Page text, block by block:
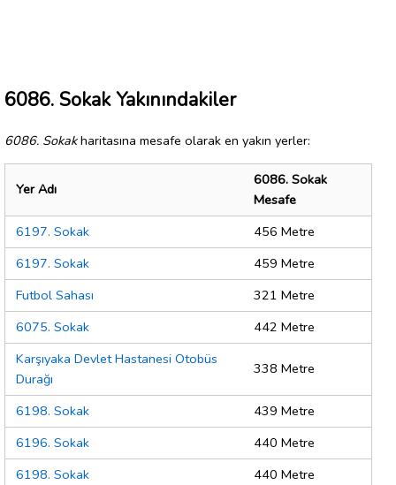
6086. Sokak Yakınındakiler
6086. Sokakharitasına mesafe olarak en yakın yerler:
Yer Adı
6086. Sokak
Mesafe
6197. Sokak
456 Metre
6197. Sokak
459 Metre
Futbol Sahası
321 Metre
6075. Sokak
442 Metre
Karşıyaka Devlet Hastanesi Otobüs
Durağı
338 Metre
6198. Sokak
439 Metre
6196. Sokak
440 Metre
6198. Sokak
440 Metre